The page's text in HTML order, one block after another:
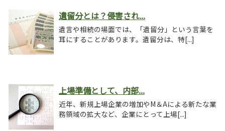
遺留分とは？侵害され...
遺言や相続の場面では、「遺留分」という言葉を
耳にすることがあります。遺留分は、特[...]
上場準備として、内部...
近年、新規上場企業の増加やM＆Aによる新たな業
務領域の拡大など、企業にとって上場[...]